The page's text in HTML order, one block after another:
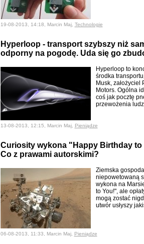
19-08-2013, 14:18, Marcin Maj, Technologie
Hyperloop - transport szybszy niż
odporny na pogodę. Uda się go
Hyperloop to
środka
Musk, założyciel
Motors. Ogólna
coś jak pocztę
przewożenia
13-08-2013, 12:15, Marcin Maj, Pieniądze
Curiosity wykona "Happy Birthday to
Co z prawami autorskimi?
Ziemska
niepowetowaną
wykona na
to You!", ale
mogą zostać
utwór usłyszy
06-08-2013, 11:33, Marcin Maj, Pieniądze